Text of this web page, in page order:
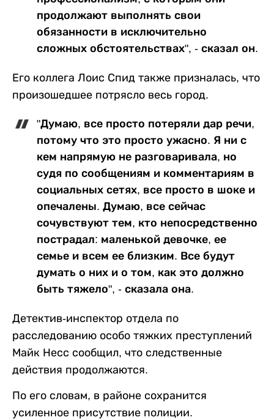
продолжают выполнять свои
обязанности в исключительно
сложных обстоятельствах", - сказал он.
Его коллега Лоис Спид также призналась, что
произошедшее потрясло весь город.
"Думаю, все просто потеряли дар речи,
потому что это просто ужасно. Я ни с
кем напрямую не разговаривала, но
судя по сообщениям и комментариям в
социальных сетях, все просто в шоке и
опечалены. Думаю, все сейчас
сочувствуют тем, кто непосредственно
пострадал: маленькой девочке, ее
семье и всем ее близким. Все будут
думать о них и о том, как это должно
быть тяжело", - сказала она.
Детектив-инспектор отдела по
расследованию особо тяжких преступлений
Майк Несс сообщил, что следственные
действия продолжаются.
По его словам, в районе сохранится
усиленное присутствие полиции.